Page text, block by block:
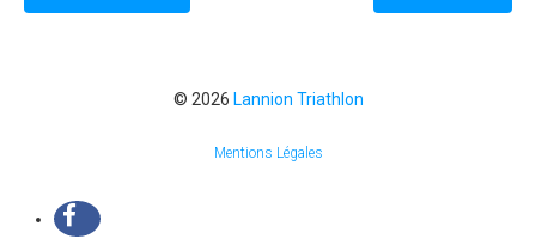
© 2026 Lannion Triathlon
Mentions Légales